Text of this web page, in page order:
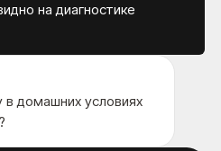
на диагностике
домашних условиях